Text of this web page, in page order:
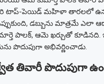
టాప్-పెయిడ్ మహిళా తారలలో ఉన్న
డబ్బును మాత్రమే ఎలా
పాలక్, ఆమె ఖర్చుతో
పొదుపుగా అభివర్ణించాడు.
తివారీ పొదుపుగా